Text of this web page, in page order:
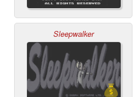
Sleepwalker